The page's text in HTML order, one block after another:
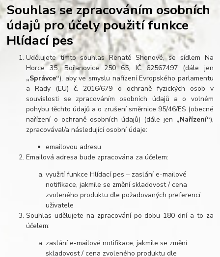
Souhlas se zpracováním osobních
údajů pro účely použití funkce
Hlídací pes
Udělujete tímto souhlas Renatě Shonové, se sídlem Na
Horce 35, Bořanovice 250 65, IČ 62567497 (dále jen
„Správce“), aby ve smyslu nařízení Evropského parlamentu
a Rady (EU) č. 2016/679 o ochraně fyzických osob v
souvislosti se zpracováním osobních údajů a o volném
pohybu těchto údajů a o zrušení směrnice 95/46/ES (obecné
nařízení o ochraně osobních údajů) (dále jen „Nařízení“),
zpracovával/a následující osobní údaje:
emailovou adresu
Emailová adresa bude zpracována za účelem:
využití funkce Hlídací pes – zaslání e-mailové
notifikace, jakmile se změní skladovost / cena
zvoleného produktu dle požadovaných preferencí
uživatele
Souhlas udělujete na zpracování po dobu 180 dní a to za
účelem:
zaslání e-mailové notifikace, jakmile se změní
skladovost / cena zvoleného produktu dle